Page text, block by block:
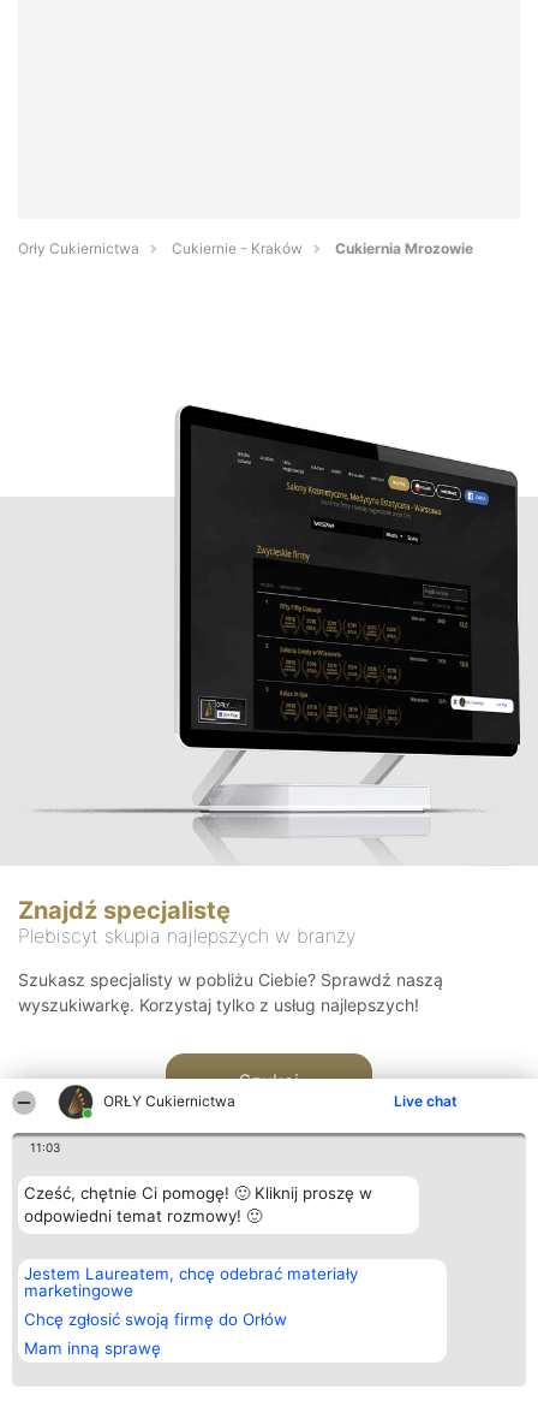
ORŁY Cukiernictwa Live chat
11:03
Cześć, chętnie Ci pomogę! 🙂 Kliknij proszę w
odpowiedni temat rozmowy! 🙂
Jestem Laureatem, chcę odebrać materiały
marketingowe
Chcę zgłosić swoją firmę do Orłów
Mam inną sprawę
Orły Cukiernictwa Cukiernie - Kraków Cukiernia Mrozowie
Znajdź specjalistę
Plebiscyt skupia najlepszych w branży
Szukasz specjalisty w pobliżu Ciebie? Sprawdź naszą
wyszukiwarkę. Korzystaj tylko z usług najlepszych!
Szukaj
Organizator plebiscytu
Bright Side Solutions sp. z o.
o. sp. k.
ul. Ruska 22
Wrocław 50-079
KRS 0000749100 | Regon
381313360 | NIP 8943132676
Plebiscyt
Laureaci
wszystkich
Laureatów
Regulamin
Kontakt
Kontakt